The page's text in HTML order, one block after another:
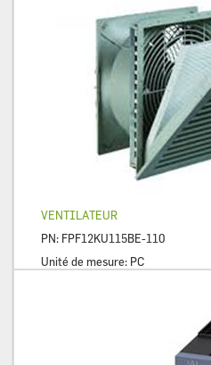
VENTILATEUR
PN: FPF12KU115BE-110
Unité de mesure: PC